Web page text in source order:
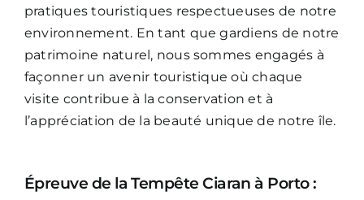
pratiques touristiques respectueuses de notre
environnement. En tant que gardiens de notre
patrimoine naturel, nous sommes engagés à
façonner un avenir touristique où chaque
visite contribue à la conservation et à
l’appréciation de la beauté unique de notre île.
Épreuve de la Tempête Ciaran à Porto :